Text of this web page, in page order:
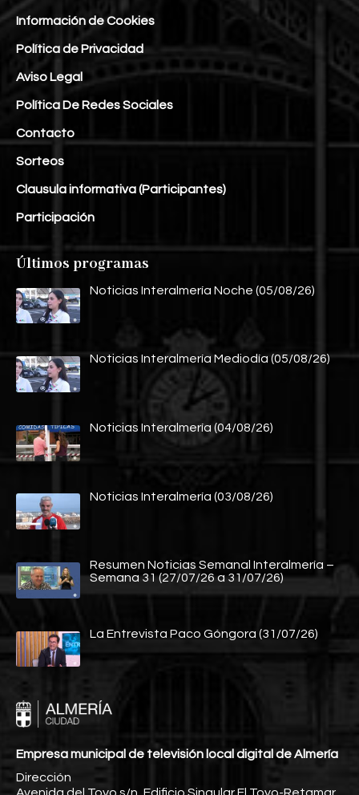
Información de Cookies
Política de Privacidad
Aviso Legal
Política De Redes Sociales
Contacto
Sorteos
Clausula informativa (Participantes)
Participación
Últimos programas
Noticias Interalmería Noche (05/08/26)
Noticias Interalmería Mediodía (05/08/26)
Noticias Interalmería (04/08/26)
Noticias Interalmería (03/08/26)
Resumen Noticias Semanal Interalmería –
Semana 31 (27/07/26 a 31/07/26)
La Entrevista Paco Góngora (31/07/26)
Empresa municipal de televisión local digital de Almería
Dirección